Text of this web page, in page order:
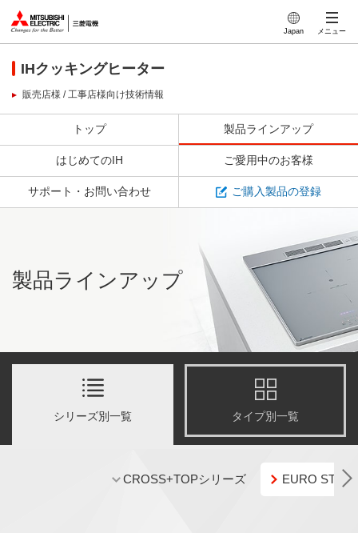
Japan メニュー
IHクッキングヒーター
販売店様 / 工事店様向け技術情報
トップ 製品ラインアップ
はじめてのIH ご愛用中のお客様
サポート・お問い合わせ ご購入製品の登録
製品ラインアップ
シリーズ別一覧 タイプ別一覧
CROSS+TOPシリーズ EURO